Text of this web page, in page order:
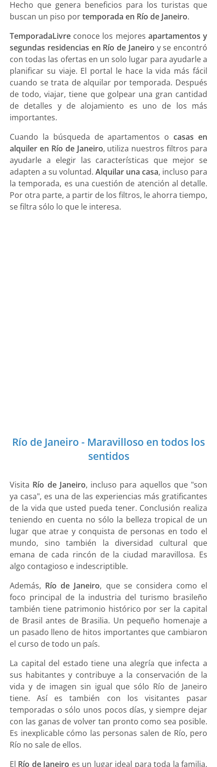
Hecho que genera beneficios para los turistas que
buscan un piso portemporada en Río de Janeiro.
TemporadaLivre conoce los mejores apartamentos y
segundas residencias en Río de Janeiro y se encontró
con todas las ofertas en un solo lugar para ayudarle a
planificar su viaje. El portal le hace la vida más fácil
cuando se trata de alquilar por temporada. Después
de todo, viajar, tiene que golpear una gran cantidad
de detalles y de alojamiento es uno de los más
importantes.
Cuando la búsqueda de apartamentos ocasas en
alquiler en Río de Janeiro, utiliza nuestros filtros para
ayudarle a elegir las características que mejor se
adapten a su voluntad. Alquilar una casa, incluso para
la temporada, es una cuestión de atención al detalle.
Por otra parte, a partir de los filtros, le ahorra tiempo,
se filtra sólo lo que le interesa.
Río de Janeiro - Maravilloso en todos los
sentidos
Visita Río de Janeiro, incluso para aquellos que "son
ya casa", es una de las experiencias más gratificantes
de la vida que usted pueda tener. Conclusión realiza
teniendo en cuenta no sólo la belleza tropical de un
lugar que atrae y conquista de personas en todo el
mundo, sino también la diversidad cultural que
emana de cada rincón de la ciudad maravillosa. Es
algo contagioso e indescriptible.
Además, Río de Janeiro, que se considera como el
foco principal de la industria del turismo brasileño
también tiene patrimonio histórico por ser la capital
de Brasil antes de Brasilia. Un pequeño homenaje a
un pasado lleno de hitos importantes que cambiaron
el curso de todo un país.
La capital del estado tiene una alegría que infecta a
sus habitantes y contribuye a la conservación de la
vida y de imagen sin igual que sólo Río de Janeiro
tiene. Así es también con los visitantes pasar
temporadas o sólo unos pocos días, y siempre dejar
con las ganas de volver tan pronto como sea posible.
Es inexplicable cómo las personas salen de Río, pero
Río no sale de ellos.
El Río de Janeiro es un lugar ideal para toda la familia,